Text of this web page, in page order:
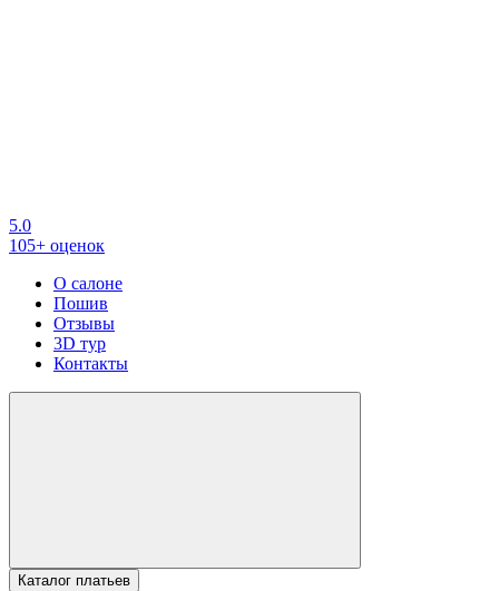
5.0
105+ оценок
О салоне
Пошив
Отзывы
3D тур
Контакты
Каталог платьев